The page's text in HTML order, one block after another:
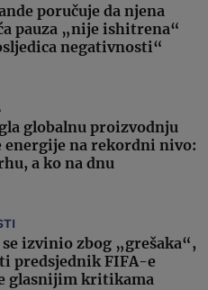
poručuje da njena
pauza „nije ishitrena“
negativnosti“
globalnu proizvodnju
energije na rekordni nivo:
a ko na dnu
izvinio zbog „grešaka“,
predsjednik FIFA-e
glasnijim kritikama